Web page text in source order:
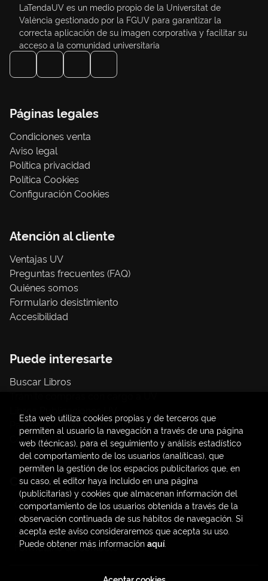
LaTendaUV es un medio propio de la Universitat de
València gestionado por la FGUV para garantizar la
correcta aplicación de su imagen corporativa y facilitar su
acceso a la comunidad universitaria
Páginas legales
Condiciones venta
Aviso legal
Política privacidad
Política Cookies
Configuración Cookies
Atención al cliente
Ventajas UV
Preguntas frecuentes (FAQ)
Quiénes somos
Formulario desistimiento
Accesibilidad
Puede interesarte
Buscar Libros
Papelería / material oficina
Consumo Sostenible
Contacto
C/ Amadeo de Saboya, 4
(+34) 963828968
latendauv@fundacio.es
Formulario de contacto
Esta web utiliza cookies propias y de terceros que
permiten al usuario la navegación a través de una página
web (técnicas), para el seguimiento y análisis estadístico
del comportamiento de los usuarios (analíticas), que
permiten la gestión de los espacios publicitarios que, en
su caso, el editor haya incluido en una página
(publicitarias) y cookies que almacenan información del
comportamiento de los usuarios obtenida a través de la
observación continuada de sus hábitos de navegación. Si
acepta este aviso consideraremos que acepta su uso.
Puede obtener más información aquí.